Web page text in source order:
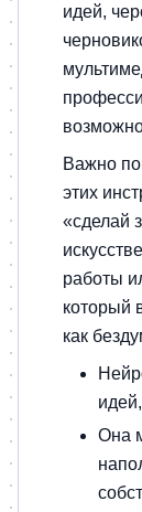
идей,
Важно
этих
«сделай
работы
который
как
Она